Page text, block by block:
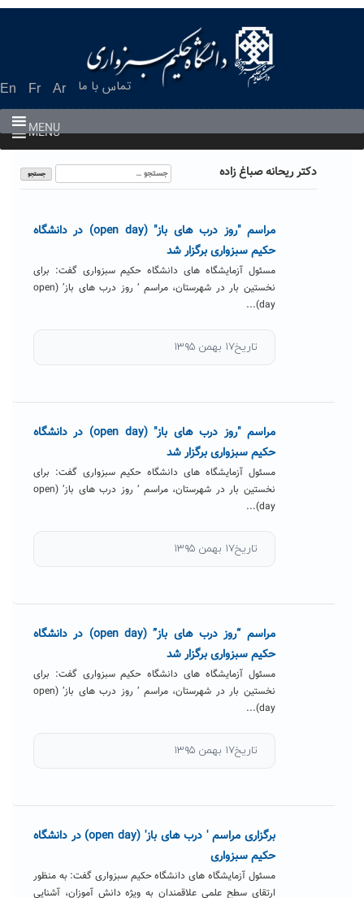
En Fr Ar تماس با ما
MENU
MENU
دکتر ریحانه صباغ زاده
جستجو
برای:
مراسم "روز درب های باز" (open day) در دانشگاه
حکیم سبزواری برگزار شد
مسئول آزمایشگاه های دانشگاه حکیم سبزواری گفت: برای
نخستین بار در شهرستان، مراسم ‘ روز درب های باز’ (open
day)...
تاریخ۱۷ بهمن ۱۳۹۵
مراسم "روز درب های باز" (open day) در دانشگاه
حکیم سبزواری برگزار شد
مسئول آزمایشگاه های دانشگاه حکیم سبزواری گفت: برای
نخستین بار در شهرستان، مراسم ‘ روز درب های باز’ (open
day)...
تاریخ۱۷ بهمن ۱۳۹۵
مراسم “روز درب های باز” (open day) در دانشگاه
حکیم سبزواری برگزار شد
مسئول آزمایشگاه های دانشگاه حکیم سبزواری گفت: برای
نخستین بار در شهرستان، مراسم ‘ روز درب های باز’ (open
day)...
تاریخ۱۷ بهمن ۱۳۹۵
برگزاری مراسم ' درب های باز' (open day) در دانشگاه
حکیم سبزواری
مسئول آزمایشگاه های دانشگاه حکیم سبزواری گفت: به منظور
ارتقای سطح علمی علاقمندان به ویژه دانش آموزان، آشنایی